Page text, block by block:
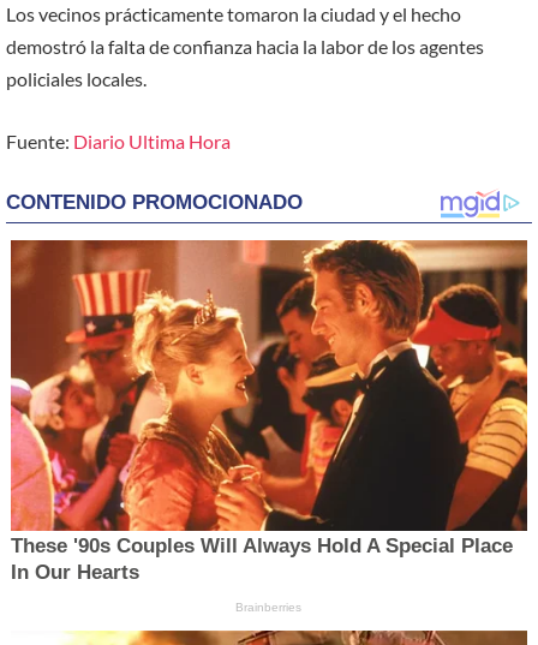
Los vecinos prácticamente tomaron la ciudad y el hecho
demostró la falta de confianza hacia la labor de los agentes
policiales locales.
Fuente: Diario Ultima Hora